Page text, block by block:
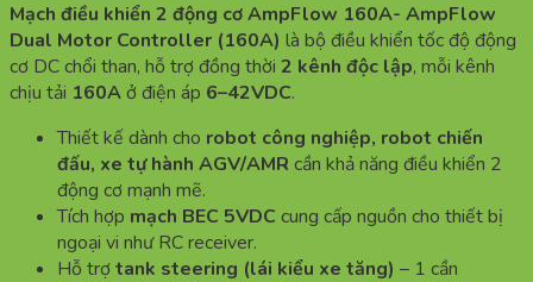
Mạch điều khiển 2 động cơ AmpFlow 160A- AmpFlow
Dual Motor Controller (160A) là bộ điều khiển tốc độ động
cơ DC chổi than, hỗ trợ đồng thời 2 kênh độc lập, mỗi kênh
chịu tải 160Aở điện áp 6–42VDC.
Thiết kế dành cho robot công nghiệp, robot chiến
đấu, xe tự hành AGV/AMR cần khả năng điều khiển 2
động cơ mạnh mẽ.
Tích hợp mạch BEC 5VDC cung cấp nguồn cho thiết bị
ngoại vi như RC receiver.
Hỗ trợ tank steering (lái kiểu xe tăng) – 1 cần